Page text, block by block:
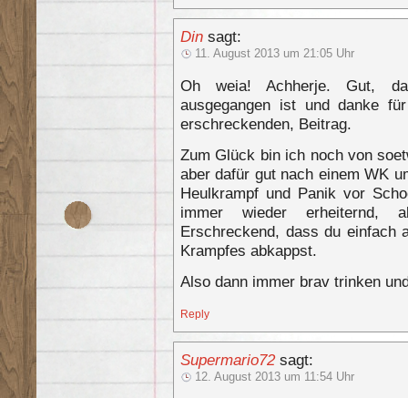
Din sagt:
11. August 2013 um 21:05 Uhr
Oh weia! Achherje. Gut,
ausgegangen ist und danke
erschreckenden, Beitrag.
Zum Glück bin ich noch von
aber dafür gut nach einem WK
Heulkrampf und Panik vor
immer wieder erheiternd,
Erschreckend, dass du einfach
Krampfes abkappst.
Also dann immer brav trinken
Reply
Supermario72 sagt:
12. August 2013 um 11:54 Uhr